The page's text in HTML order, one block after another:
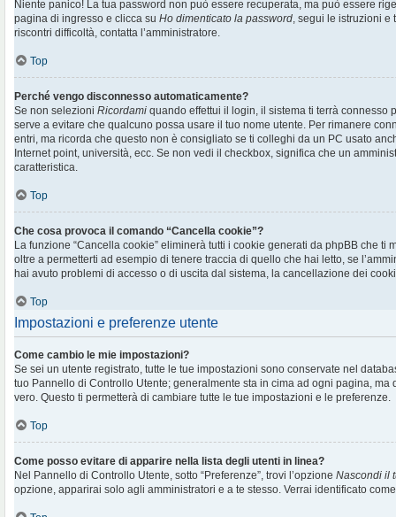
Niente panico! La tua password non può essere recuperata, ma può essere
pagina di ingresso e clicca su Ho dimenticato la password, segui le istruzioni e
riscontri difficoltà, contatta l’amministratore.
Top
Perché vengo disconnesso automaticamente?
Se non selezioni Ricordami quando effettui il login, il sistema ti terrà connesso
serve a evitare che qualcuno possa usare il tuo nome utente. Per rimanere
entri, ma ricorda che questo non è consigliato se ti colleghi da un PC usato
Internet point, università, ecc. Se non vedi il checkbox, significa che un
caratteristica.
Top
Che cosa provoca il comando “Cancella cookie”?
La funzione “Cancella cookie” eliminerà tutti i cookie generati da phpBB che ti
oltre a permetterti ad esempio di tenere traccia di quello che hai letto, se
hai avuto problemi di accesso o di uscita dal sistema, la cancellazione dei
Top
Impostazioni e preferenze utente
Come cambio le mie impostazioni?
Se sei un utente registrato, tutte le tue impostazioni sono conservate nel
tuo Pannello di Controllo Utente; generalmente sta in cima ad ogni pagina, ma
vero. Questo ti permetterà di cambiare tutte le tue impostazioni e le preferenze.
Top
Come posso evitare di apparire nella lista degli utenti in linea?
Nel Pannello di Controllo Utente, sotto “Preferenze”, trovi l’opzione Nascondi il
opzione, apparirai solo agli amministratori e a te stesso. Verrai identificato